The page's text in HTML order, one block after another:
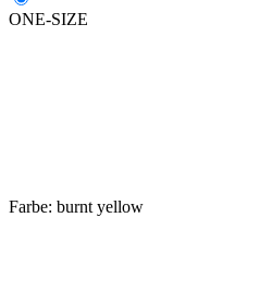
ONE-SIZE
Farbe: burnt yellow